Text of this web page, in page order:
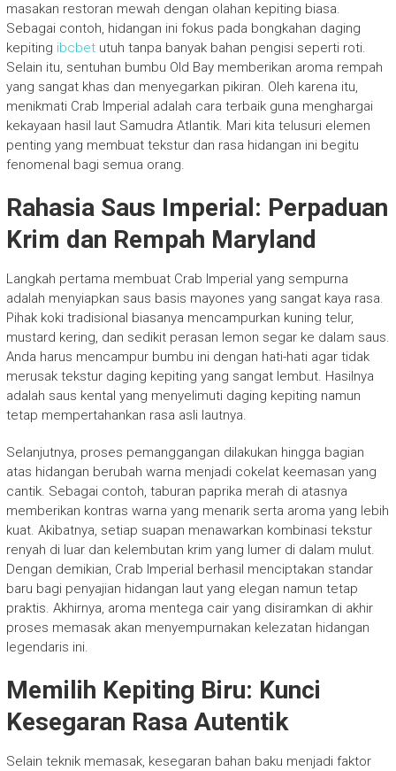
masakan restoran mewah dengan olahan kepiting biasa.
Sebagai contoh, hidangan ini fokus pada bongkahan daging
kepiting ibcbetutuh tanpa banyak bahan pengisi seperti roti.
Selain itu, sentuhan bumbu Old Bay memberikan aroma rempah
yang sangat khas dan menyegarkan pikiran. Oleh karena itu,
menikmati Crab Imperial adalah cara terbaik guna menghargai
kekayaan hasil laut Samudra Atlantik. Mari kita telusuri elemen
penting yang membuat tekstur dan rasa hidangan ini begitu
fenomenal bagi semua orang.
Rahasia Saus Imperial: Perpaduan
Krim dan Rempah Maryland
Langkah pertama membuat Crab Imperial yang sempurna
adalah menyiapkan saus basis mayones yang sangat kaya rasa.
Pihak koki tradisional biasanya mencampurkan kuning telur,
mustard kering, dan sedikit perasan lemon segar ke dalam saus.
Anda harus mencampur bumbu ini dengan hati-hati agar tidak
merusak tekstur daging kepiting yang sangat lembut. Hasilnya
adalah saus kental yang menyelimuti daging kepiting namun
tetap mempertahankan rasa asli lautnya.
Selanjutnya, proses pemanggangan dilakukan hingga bagian
atas hidangan berubah warna menjadi cokelat keemasan yang
cantik. Sebagai contoh, taburan paprika merah di atasnya
memberikan kontras warna yang menarik serta aroma yang lebih
kuat. Akibatnya, setiap suapan menawarkan kombinasi tekstur
renyah di luar dan kelembutan krim yang lumer di dalam mulut.
Dengan demikian, Crab Imperial berhasil menciptakan standar
baru bagi penyajian hidangan laut yang elegan namun tetap
praktis. Akhirnya, aroma mentega cair yang disiramkan di akhir
proses memasak akan menyempurnakan kelezatan hidangan
legendaris ini.
Memilih Kepiting Biru: Kunci
Kesegaran Rasa Autentik
Selain teknik memasak, kesegaran bahan baku menjadi faktor